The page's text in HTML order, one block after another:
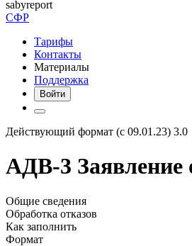
sabyreport
СФР
Тарифы
Контакты
Материалы
Поддержка
Войти
Действующий формат (с 09.01.23) 3.0
АДВ-3 Заявление
Общие сведения
Обработка отказов
Как заполнить
Формат